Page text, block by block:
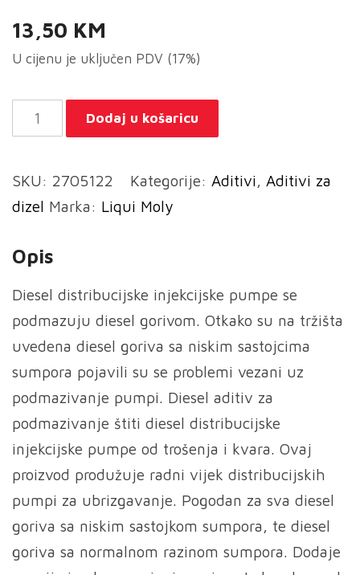
13,50 KM
U cijenu je uključen PDV (17%)
Liqui
Moly
LUBRICITY
ADDITIVE
Dodaj u košaricu
SKU: 2705122 Kategorije: Aditivi, Aditivi za
dizel Marka: Liqui Moly
Opis
Diesel distribucijske injekcijske pumpe se
podmazuju diesel gorivom. Otkako su na tržišta
uvedena diesel goriva sa niskim sastojcima
sumpora pojavili su se problemi vezani uz
podmazivanje pumpi. Diesel aditiv za
podmazivanje štiti diesel distribucijske
injekcijske pumpe od trošenja i kvara. Ovaj
proizvod produžuje radni vijek distribucijskih
pumpi za ubrizgavanje. Pogodan za sva diesel
goriva sa niskim sastojkom sumpora, te diesel
goriva sa normalnom razinom sumpora. Dodaje